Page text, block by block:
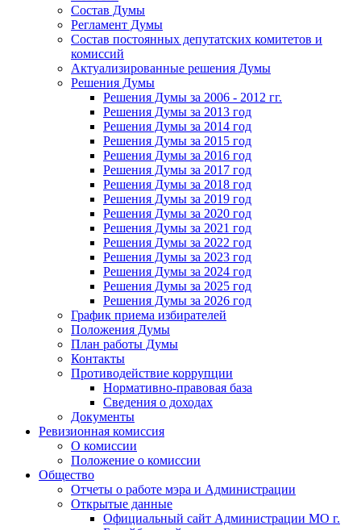
Состав Думы
Регламент Думы
Состав постоянных депутатских комитетов и
комиссий
Актуализированные решения Думы
Решения Думы
Решения Думы за 2006 - 2012 гг.
Решения Думы за 2013 год
Решения Думы за 2014 год
Решения Думы за 2015 год
Решения Думы за 2016 год
Решения Думы за 2017 год
Решения Думы за 2018 год
Решения Думы за 2019 год
Решения Думы за 2020 год
Решения Думы за 2021 год
Решения Думы за 2022 год
Решения Думы за 2023 год
Решения Думы за 2024 год
Решения Думы за 2025 год
Решения Думы за 2026 год
График приема избирателей
Положения Думы
План работы Думы
Контакты
Противодействие коррупции
Нормативно-правовая база
Сведения о доходах
Документы
Ревизионная комиссия
О комиссии
Положение о комиссии
Общество
Отчеты о работе мэра и Администрации
Открытые данные
Официальный сайт Администрации МО г.